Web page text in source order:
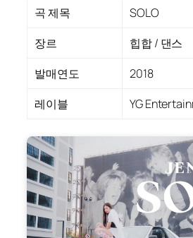
곡 제목
SOLO
장르
힙합 / 댄스
발매연도
2018
레이블
YG